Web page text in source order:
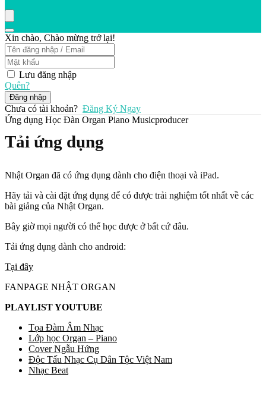
Xin chào, Chào mừng trở lại!
Lưu đăng nhập
Quên?
Đăng nhập
Chưa có tài khoản? Đăng Ký Ngay
Ứng dụng Học Đàn Organ Piano Musicproducer
Tải ứng dụng
Nhật Organ đã có ứng dụng dành cho điện thoại và iPad.
Hãy tải và cài đặt ứng dụng để có được trải nghiệm tốt nhất về các
bài giảng của Nhật Organ.
Bây giờ mọi người có thể học được ở bất cứ đâu.
Tải ứng dụng dành cho android:
Tại đây
FANPAGE NHẬT ORGAN
PLAYLIST YOUTUBE
Tọa Đàm Âm Nhạc
Lớp học Organ – Piano
Cover Ngẫu Hứng
Độc Tấu Nhạc Cụ Dân Tộc Việt Nam
Nhạc Beat